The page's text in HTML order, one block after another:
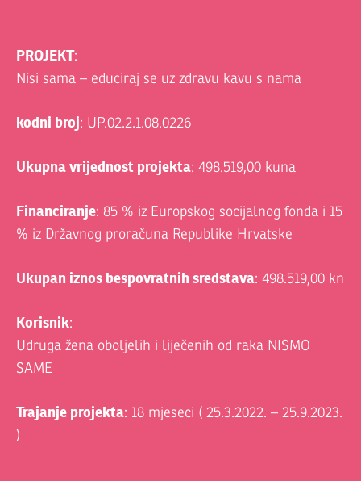
PROJEKT:
Nisi sama – educiraj se uz zdravu kavu s nama
kodni broj: UP.02.2.1.08.0226
Ukupna vrijednost projekta: 498.519,00 kuna
Financiranje: 85 % iz Europskog socijalnog fonda i 15
% iz Državnog proračuna Republike Hrvatske
Ukupan iznos bespovratnih sredstava: 498.519,00 kn
Korisnik:
Udruga žena oboljelih i liječenih od raka NISMO
SAME
Trajanje projekta: 18 mjeseci ( 25.3.2022. – 25.9.2023.
)